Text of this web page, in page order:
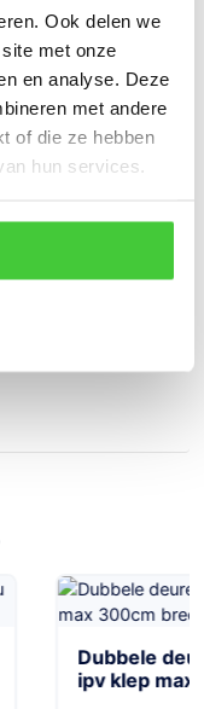
Ook delen we
met onze
en analyse. Deze
met andere
of die ze hebben
hun services.
Dubbele
ipv klep